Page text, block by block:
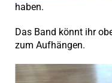
haben.
Das Band könnt ihr
zum Aufhängen.